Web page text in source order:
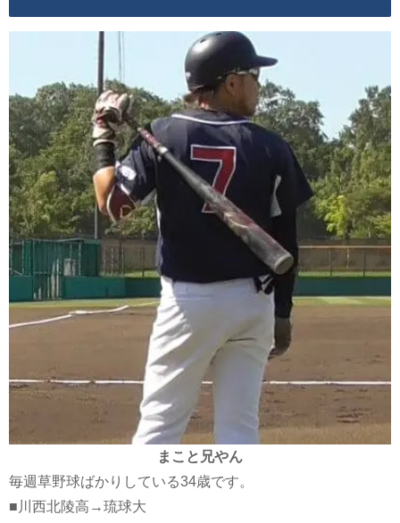
まこと兄やん
毎週草野球ばかりしている34歳です。
■川西北陵高→琉球大